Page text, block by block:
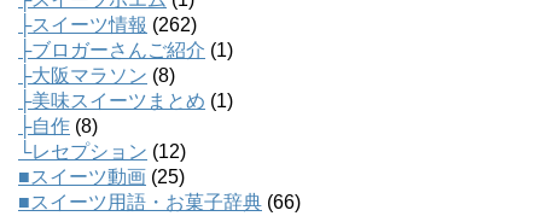
├スイーツ情報 (262)
├ブロガーさんご紹介 (1)
├大阪マラソン (8)
├美味スイーツまとめ (1)
├自作 (8)
└レセプション (12)
■スイーツ動画 (25)
■スイーツ用語・お菓子辞典 (66)